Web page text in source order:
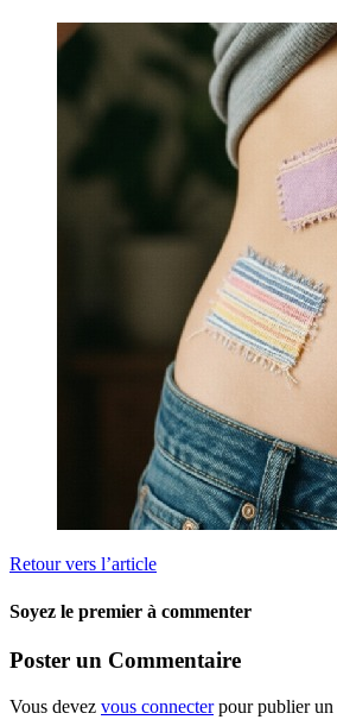
Retour vers l’article
Soyez le premier à commenter
Poster un Commentaire
Vous devez vous connecterpour publier un